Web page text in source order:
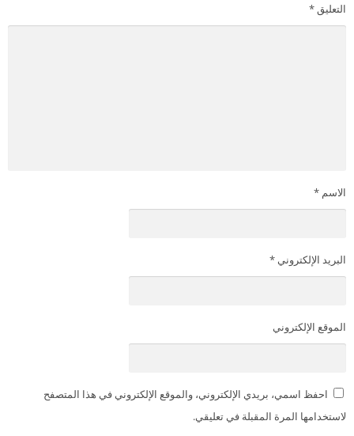
التعليق *
الاسم *
البريد الإلكتروني *
الموقع الإلكتروني
احفظ اسمي، بريدي الإلكتروني، والموقع الإلكتروني في هذا المتصفح
لاستخدامها المرة المقبلة في تعليقي.